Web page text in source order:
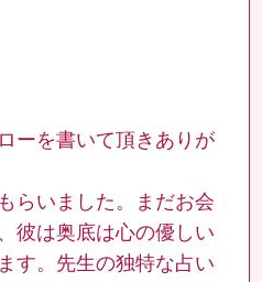
ーを書いて頂きありが
らいました。まだお会
彼は奥底は心の優しい
す。先生の独特な占い